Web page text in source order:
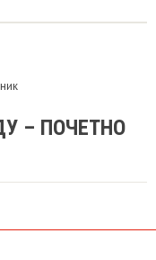
– ПОЧЕТНО